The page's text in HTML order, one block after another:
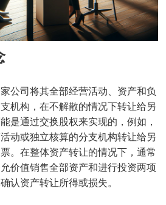
公司将其全部经营活动、资产和负
机构，在不解散的情况下转让给另
是通过交换股权来实现的，例如，
动或独立核算的分支机构转让给另
。在整体资产转让的情况下，通常
价值销售全部资产和进行投资两项
认资产转让所得或损失。